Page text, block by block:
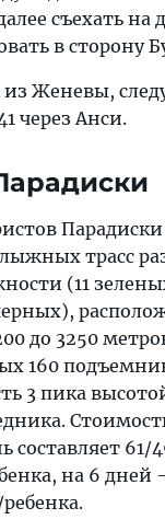
съехать на
в сторону
Женевы,
через Анси.
трасс
(11
до 3250
160
3 пика
составляет 61/
на 6 дней